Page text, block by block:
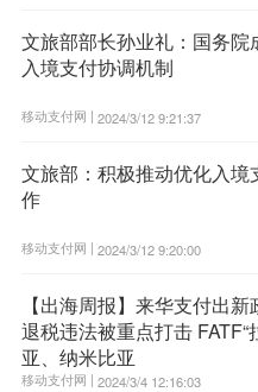
文旅部部长孙业礼：国务院
入境支付协调机制
移动支付网 | 2024/3/12 9:21:37
文旅部：积极推动优化入境
作
移动支付网 | 2024/3/12 9:20:00
【出海周报】来华支付出新
退税违法被重点打击 FATF“
亚、纳米比亚
移动支付网 | 2024/3/4 12:16:03